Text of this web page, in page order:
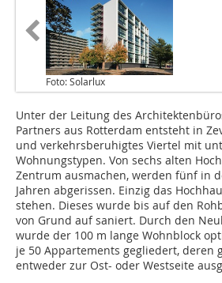
Foto: Solarlux
Unter der Leitung des
Partners aus Rotterdam entsteht in
und verkehrsberuhigtes Viertel mit
Wohnungstypen. Von sechs alten
Zentrum ausmachen, werden fünf in
Jahren abgerissen. Einzig das
stehen. Dieses wurde bis auf den
von Grund auf saniert. Durch den
wurde der 100 m lange Wohnblock
je 50 Appartements gegliedert, deren
entweder zur Ost- oder Westseite